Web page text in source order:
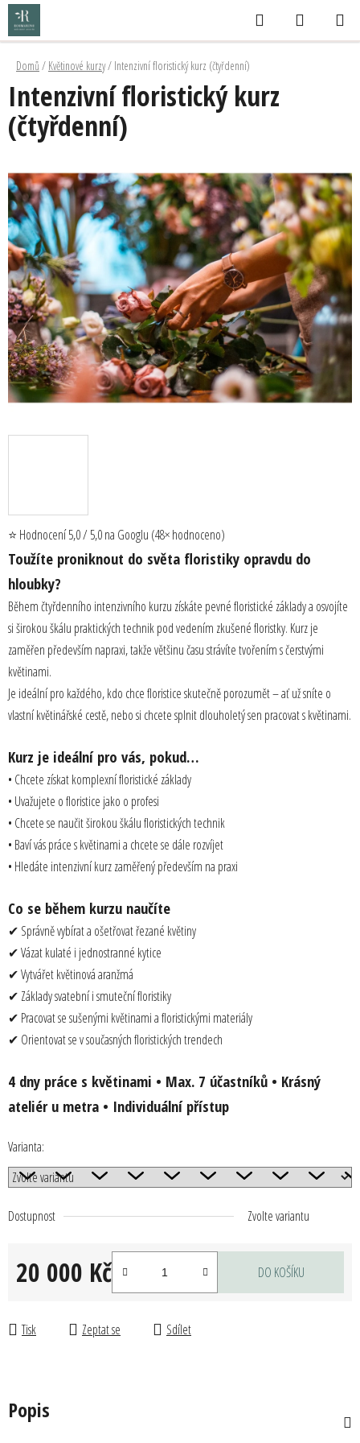
Přejít
obsah
Hledat
NÁKUPNÍ
KOŠÍK
Domů / Květinové kurzy / Intenzivní floristický kurz (čtyřdenní)
⭐ Hodnocení 5,0 / 5,0 na Googlu (48× hodnoceno)
Toužíte proniknout do světa floristiky opravdu do
hloubky?
Během čtyřdenního intenzivního kurzu získáte pevné floristické základy a osvojíte
si širokou škálu praktických technik pod vedením zkušené floristky. Kurz je
zaměřen především napraxi, takže většinu času strávíte tvořením s čerstvými
květinami.
Je ideální pro každého, kdo chce floristice skutečně porozumět – ať už sníte o
vlastní květinářské cestě, nebo si chcete splnit dlouholetý sen pracovat s květinami.
Kurz je ideální pro vás, pokud…
• Chcete získat komplexní floristické základy
• Uvažujete o floristice jako o profesi
• Chcete se naučit širokou škálu floristických technik
• Baví vás práce s květinami a chcete se dále rozvíjet
• Hledáte intenzivní kurz zaměřený především na praxi
Co se během kurzu naučíte
✔ Správně vybírat a ošetřovat řezané květiny
✔ Vázat kulaté i jednostranné kytice
✔ Vytvářet květinová aranžmá
✔ Základy svatební i smuteční floristiky
✔ Pracovat se sušenými květinami a floristickými materiály
✔ Orientovat se v současných floristických trendech
4 dny práce s květinami • Max. 7 účastníků • Krásný
ateliér u metra • Individuální přístup
Varianta:
Dostupnost Zvolte variantu
20 000 Kč DO KOŠÍKU
Tisk Zeptat se Sdílet
Intenzivní floristický kurz
(čtyřdenní)
Popis